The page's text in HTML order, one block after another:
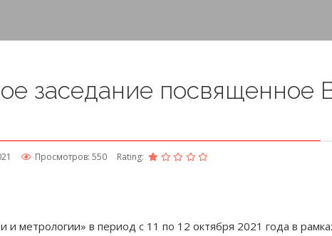
заседание
Просмотров: 550 Rating:
и метрологии» в период с 11 по 12 октября 2021 года в